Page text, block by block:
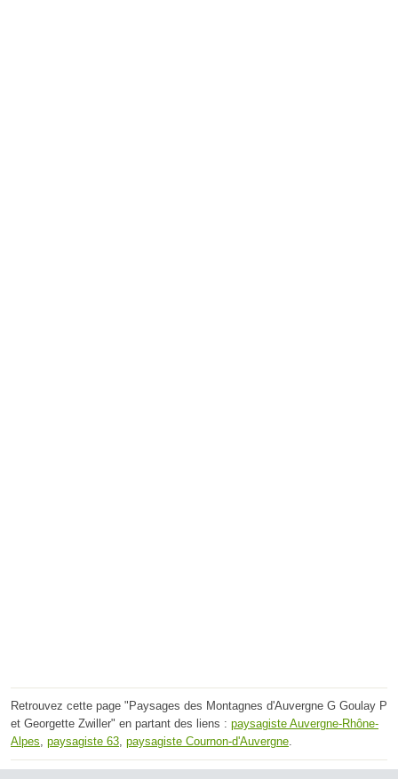
Retrouvez cette page "Paysages des Montagnes d'Auvergne G Goulay P
et Georgette Zwiller" en partant des liens : paysagiste Auvergne-Rhône-
Alpes paysagiste 63 paysagiste Cournon-d'Auvergne